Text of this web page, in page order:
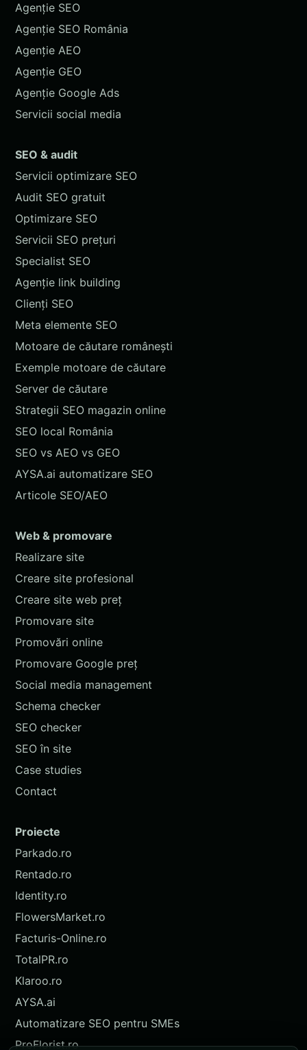
Agenție SEO
Agenție SEO România
Agenție AEO
Agenție GEO
Agenție Google Ads
Servicii social media
SEO & audit
Servicii optimizare SEO
Audit SEO gratuit
Optimizare SEO
Servicii SEO prețuri
Specialist SEO
Agenție link building
Clienți SEO
Meta elemente SEO
Motoare de căutare românești
Exemple motoare de căutare
Server de căutare
Strategii SEO magazin online
SEO local România
SEO vs AEO vs GEO
AYSA.ai automatizare SEO
Articole SEO/AEO
Web & promovare
Realizare site
Creare site profesional
Creare site web preț
Promovare site
Promovări online
Promovare Google preț
Social media management
Schema checker
SEO checker
SEO în site
Case studies
Contact
Proiecte
Parkado.ro
Rentado.ro
Identity.ro
FlowersMarket.ro
Facturis-Online.ro
TotalPR.ro
Klaroo.ro
AYSA.ai
Automatizare SEO pentru SMEs
ProFlorist.ro